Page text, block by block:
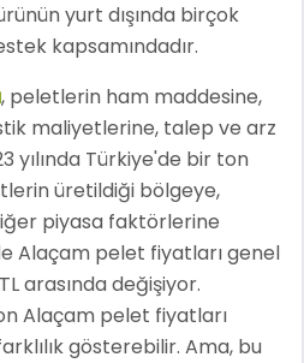
yurt dışında birçok
kapsamındadır.
, peletlerin ham maddesine,
maliyetlerine, talep ve arz
yılında Türkiye'de bir ton
üretildiği bölgeye,
piyasa faktörlerine
Alaçam pelet fiyatları genel
arasında değişiyor.
Alaçam pelet fiyatları
gösterebilir. Ama, bu